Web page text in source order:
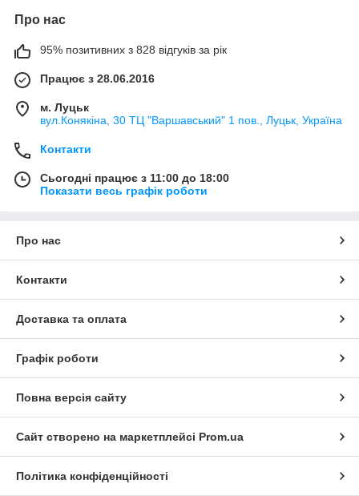
Про нас
95% позитивних з 828 відгуків за рік
Працює з 28.06.2016
м. Луцьк
вул.Конякіна, 30 ТЦ "Варшавський" 1 пов., Луцьк, Україна
Контакти
Сьогодні працює з 11:00 до 18:00
Показати весь графік роботи
Про нас
Контакти
Доставка та оплата
Графік роботи
Повна версія сайту
Сайт створено на маркетплейсі Prom.ua
Політика конфіденційності